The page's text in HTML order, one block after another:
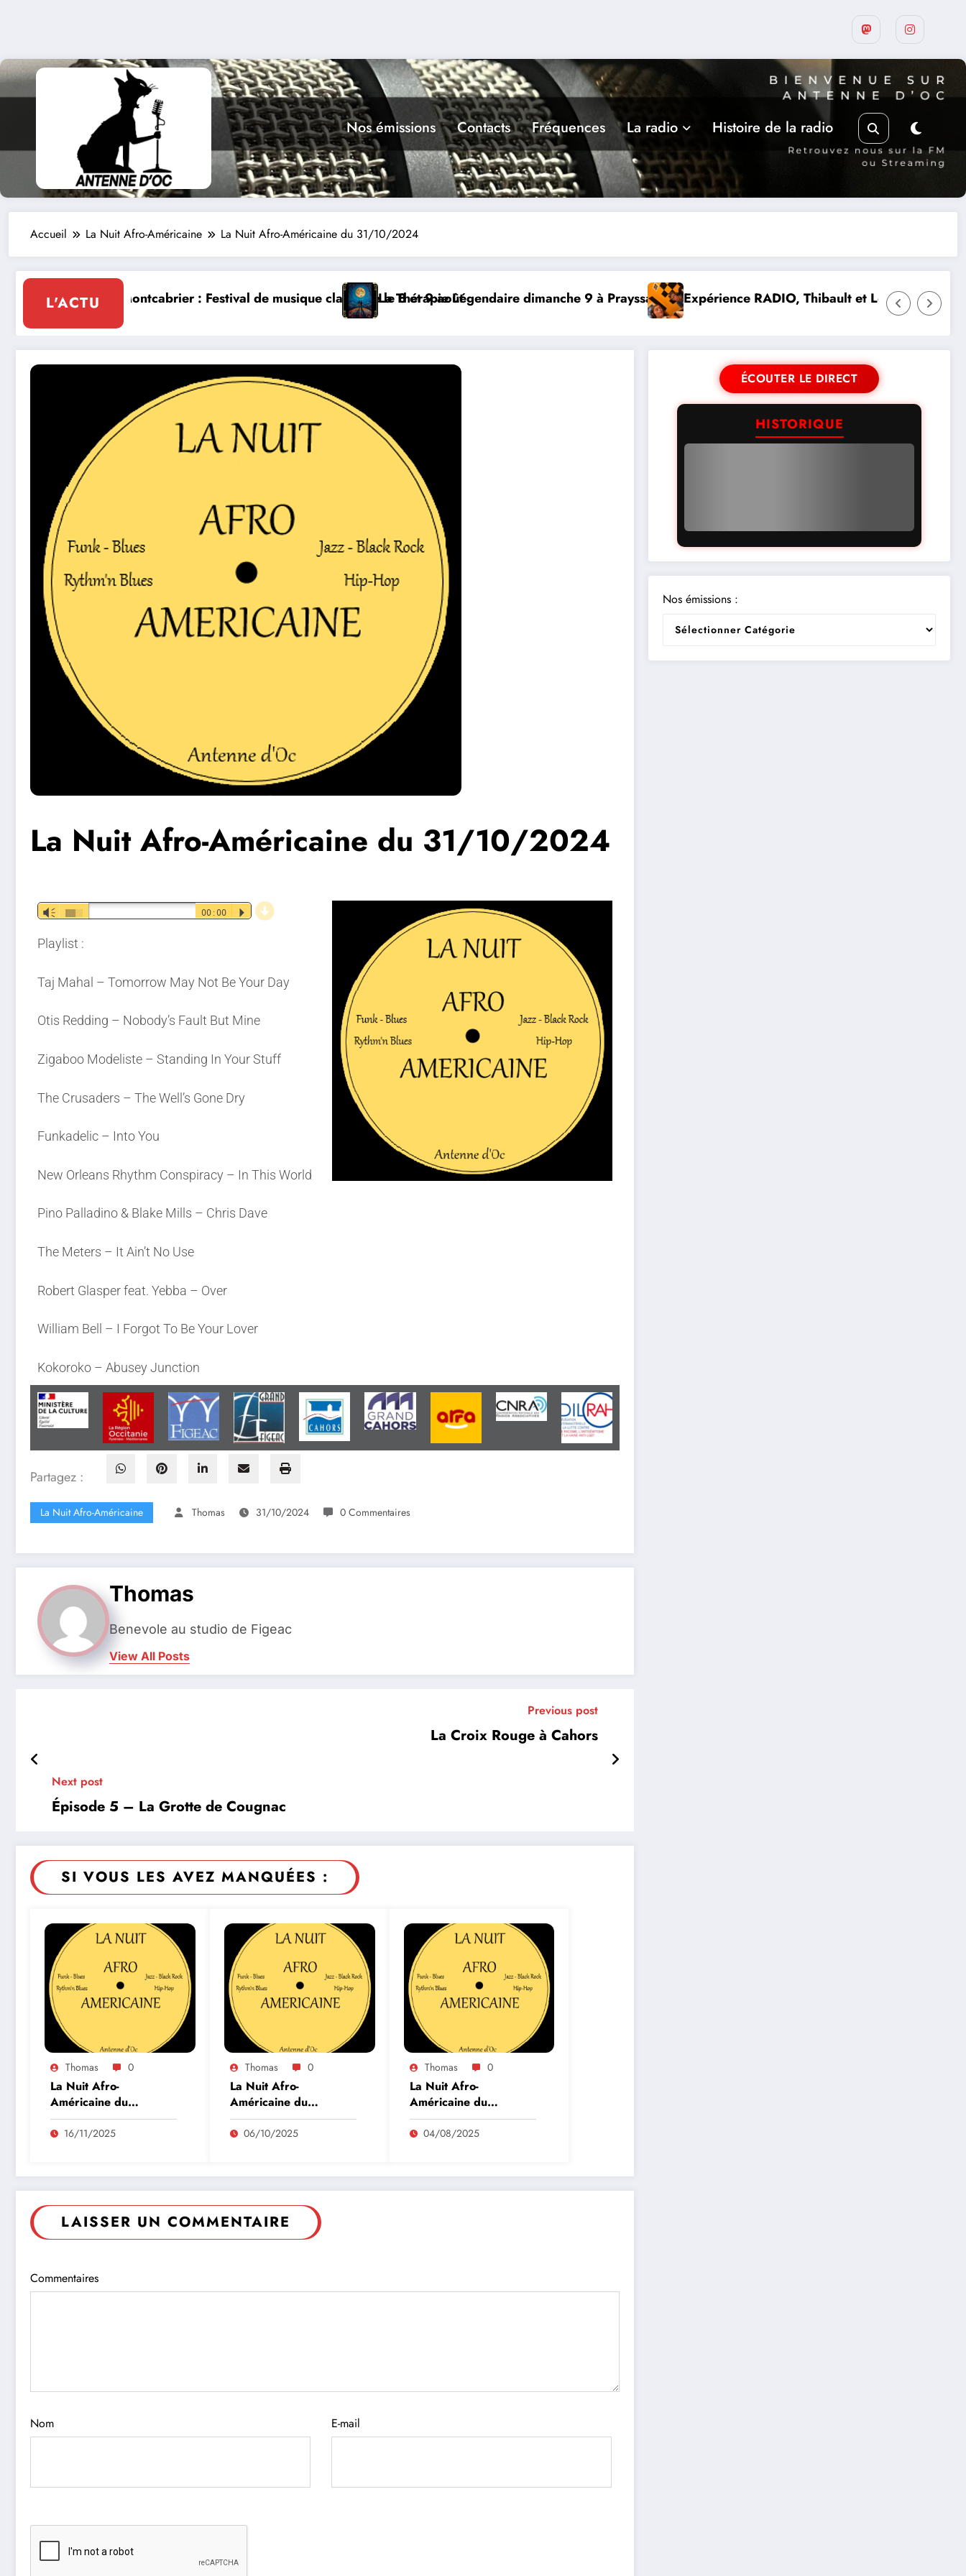
Nos émissions Contacts Fréquences La radio Histoire de la radio
Accueil La Nuit Afro-Américaine La Nuit Afro-Américaine du 31/10/2024
L'ACTU
de musique classique le 8 et 9 aoûtLa Thérapie Légendaire dimanche 9 à Prayssac Expérience RADIO, Thibault et Lou-Anne d’OlmetoSuite de la programmation
La Nuit Afro-Américaine du 31/10/2024
Lecteur
Vm 00:00 P d
Playlist :
Taj Mahal – Tomorrow May Not Be Your Day
Otis Redding – Nobody’s Fault But Mine
Zigaboo Modeliste – Standing In Your Stuff
The Crusaders – The Well’s Gone Dry
Funkadelic – Into You
New Orleans Rhythm Conspiracy – In This World
Pino Palladino & Blake Mills – Chris Dave
The Meters – It Ain’t No Use
Robert Glasper feat. Yebba – Over
William Bell – I Forgot To Be Your Lover
Kokoroko – Abusey Junction
Partagez :
La Nuit Afro-Américaine Thomas 31/10/2024 0 Commentaires
Thomas
Benevole au studio de Figeac
View All Posts
Previous post
La Croix Rouge à Cahors
Next post
Épisode 5 – La Grotte de Cougnac
SI VOUS LES AVEZ MANQUÉES :
Thomas 0
La Nuit Afro-
Américaine du
30/10/2025
16/11/2025
Thomas 0
La Nuit Afro-
Américaine du
25/09/2025
06/10/2025
Thomas 0
La Nuit Afro-
Américaine du
31/07/2025
04/08/2025
LAISSER UN COMMENTAIRE
Commentaires
Nom E-mail
ÉCOUTER LE DIRECT
HISTORIQUE
Nos émissions :